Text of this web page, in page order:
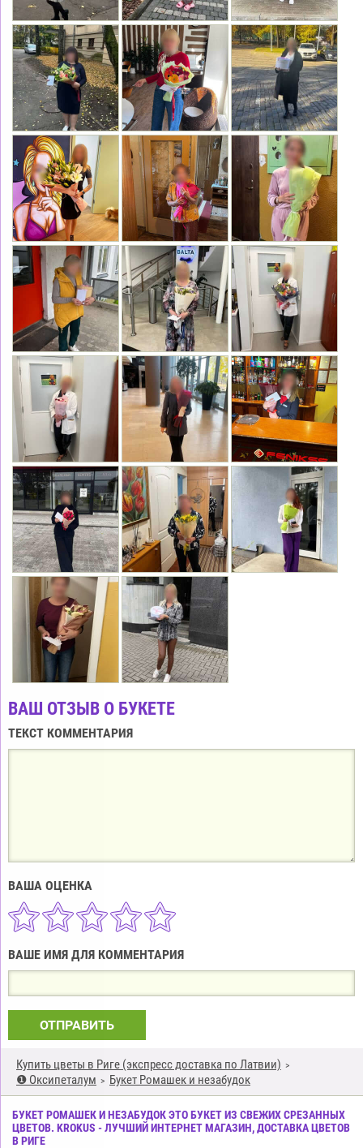
Купить цветы в Риге (экспресс доставка по Латвии)
❶ Оксипеталум
Букет Ромашек и незабудок
БУКЕТ РОМАШЕК И НЕЗАБУДОК ЭТО БУКЕТ ИЗ СВЕЖИХ СРЕЗАННЫХ
ЦВЕТОВ. KROKUS - ЛУЧШИЙ ИНТЕРНЕТ МАГАЗИН, ДОСТАВКА ЦВЕТОВ
В РИГЕ
ВАШ ОТЗЫВ О БУКЕТЕ
ТЕКСТ КОММЕНТАРИЯ
ВАША ОЦЕНКА
ВАШЕ ИМЯ ДЛЯ КОММЕНТАРИЯ
ОТПРАВИТЬ